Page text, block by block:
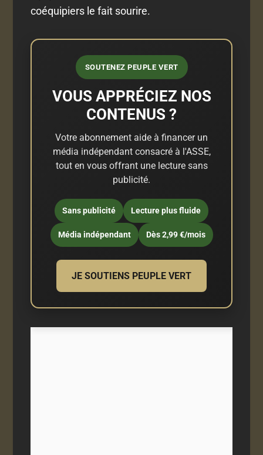
coéquipiers le fait sourire.
SOUTENEZ PEUPLE VERT
VOUS APPRÉCIEZ NOS
CONTENUS ?
Votre abonnement aide à financer un
média indépendant consacré à l'ASSE,
tout en vous offrant une lecture sans
publicité.
Sans publicité Lecture plus fluide
Média indépendant Dès 2,99 €/mois
JE SOUTIENS PEUPLE VERT